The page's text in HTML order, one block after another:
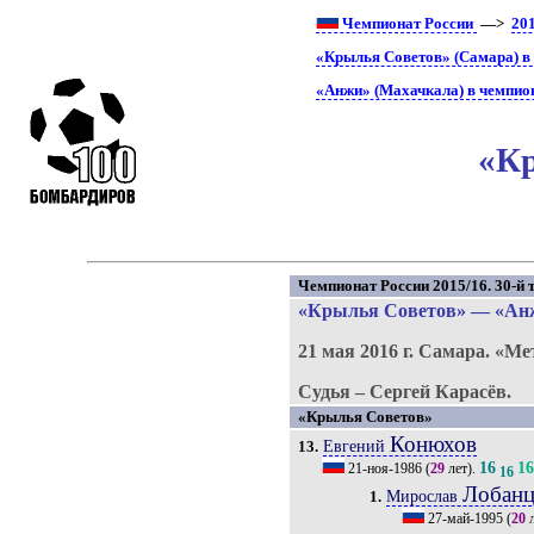
Чемпионат России —>
«Крылья Советов» (Самара) в
«Анжи» (Махачкала) в
Чемпионат России 2015/16. 30-й
«Крылья Советов» —
21 мая 2016 г.Самара.
Судья – Сергей Карасёв.
«Крылья Советов»
13. Евгений Конюхов
21-ноя-1986 (29 лет). 16 16 16
1. Мирослав
27-май-1995(20